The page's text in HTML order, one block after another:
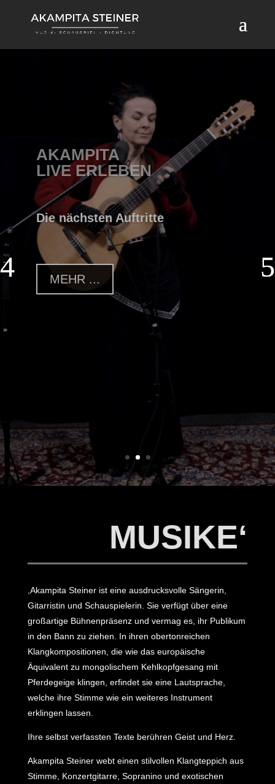
MUSIKE‘
,Akampita Steiner ist eine ausdrucksvolle Sängerin,
Gitarristin und Schauspielerin. Sie verfügt über eine
großartige Bühnenpräsenz und vermag es, ihr Publikum
in den Bann zu ziehen. In ihren obertonreichen
Klangkompositionen, die wie das europäische
Äquivalent zu mongolischem Kehlkopfgesang mit
Pferdegeige klingen, erfindet sie eine Lautsprache,
welche ihre Stimme wie ein weiteres Instrument
erklingen lassen.
Ihre selbst verfassten Texte berühren Geist und Herz.
Akampita Steiner webt einen stilvollen Klangteppich aus
Stimme, Konzertgitarre, Sopranino und exotischen